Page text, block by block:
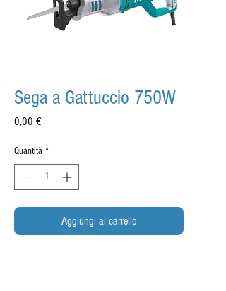
Sega a Gattuccio 750W
0,00 €Prezzo
Quantità *
Aggiungi al carrello